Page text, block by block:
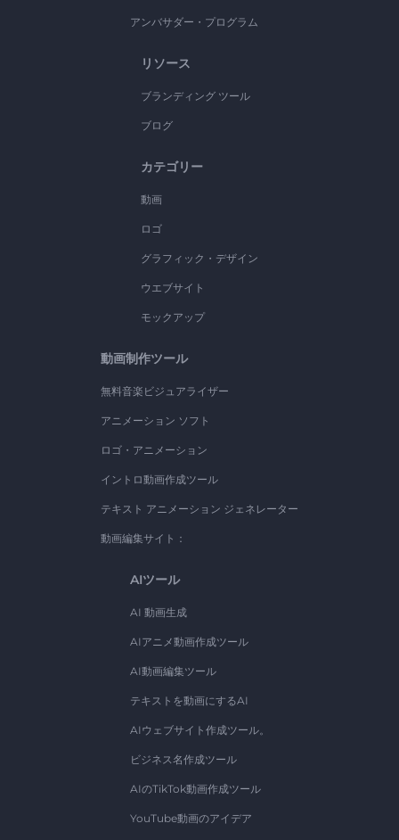
アンバサダー・プログラム
リソース
ブランディング ツール
ブログ
カテゴリー
動画
ロゴ
グラフィック・デザイン
ウエブサイト
モックアップ
動画制作ツール
無料音楽ビジュアライザー
アニメーション ソフト
ロゴ・アニメーション
イントロ動画作成ツール
テキスト アニメーション ジェネレーター
動画編集サイト：
AIツール
AI 動画生成
AIアニメ動画作成ツール
AI動画編集ツール
テキストを動画にするAI
AIウェブサイト作成ツール。
ビジネス名作成ツール
AIのTikTok動画作成ツール
YouTube動画のアイデア